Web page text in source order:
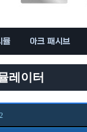
뮬 아크 패시브
레이터